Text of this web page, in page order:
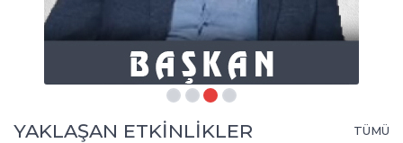
YAKLAŞAN ETKİNLİKLER TÜMÜ